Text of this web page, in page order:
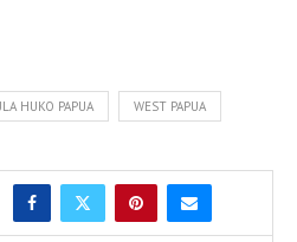
HUKO PAPUA WEST PAPUA